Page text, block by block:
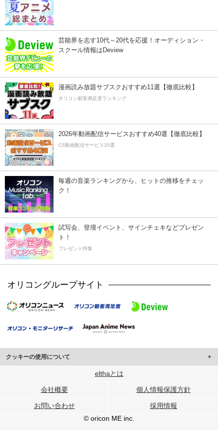
芸能界を志す10代～20代を応援！オーディション・
スクール情報はDeview
漫画読み放題サブスクおすすめ11選【徹底比較】
オリコン顧客満足度ランキング
2026年動画配信サービスおすすめ40選【徹底比較】
CS動画配信サービス20選
毎週の音楽ランキングから、ヒットの推移をチェッ
ク！
試写会、登壇イベント、サインチェキなどプレゼン
ト！
プレゼント特集
オリコングループサイト
クッキーの使用について
このサイトでは Cookie を使用して、ユーザーに合わせたコンテンツや広告の
行っています。
メディアや広告配信、データ解析の各パートナーに提供しています。
各パートナーは、この情報とユーザーが各パートナーに提供した他の情報や、
ユーザーが各パートナーのサービスを使用したときに収集した他の情報を組み
elthaとは
会社概要 個人情報保護方針
お問い合わせ
採用情報
© oricon ME inc.